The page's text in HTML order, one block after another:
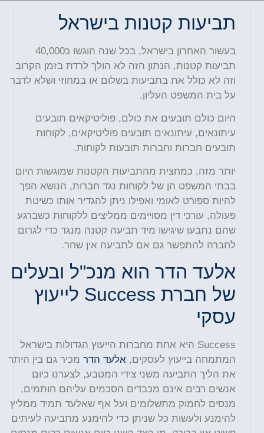
תביעות קטנות בישראל
בעשור האחרון בישראל, בכל שנה הוגשו כ40,000
תביעות קטנות, הנתון הזה לא הולך לרדת בזמן הקרוב
וזה לא כולל את בתביעות בשלום או במחוזי ושלא לדבר
על בית המשפט העליון.
היום כולם תובעים את כולם, פוליטיקאים תובעים
עיתונאים, עיתונאים תובעים פוליטיקאים, לקוחות
תובעים חברות וחברות תובעות לקוחות.
יותר מזה, כמחצית מהתביעות הקטנות שמוגשות היום
בבתי המשפט הן של לקוחות נגד חברות, הנושא הפך
להיות ספורט לאומי ואפילו ניתן להגדיר אותו כשיטת
פעולה, עורכי דין מסויימים ממליצים ללקוחות כשברגע
שהם נתבעו שיגישו מיד תביעה קטנה מנגד כדי לגרום
לחברה להתפשר גם אם לתביעה אין שחר.
אלעד הדר הוא מנכ"ל ובעלים
של חברת Success לייעוץ
עסקי
Success היא אחת מחברות הייעוץ הגדולות בישראל
המתמחה בייעוץ לעסקים,אלעד הדר מכיר גם בין היתר
את הליך התביעה משני צידי המטבע, לצערנו כיום
אנשים רבים אינם מכבדים הסכמים עליהם חותמים,
מנסים לחמוק מתשלומים ועל אף שאלעד תמיד ממליץ
להימנע ולעשות כל שניתן כדי להימנע מתביעה לעיתים